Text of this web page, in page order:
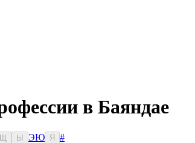
в Баяндае
Ы ЭЮ Я
#